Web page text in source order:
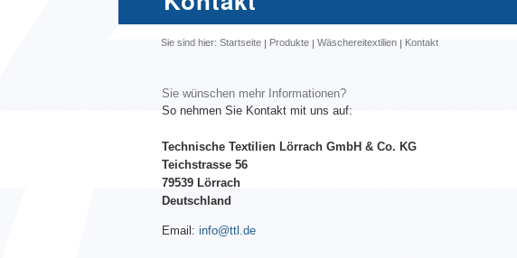
Sie sind hier: Startseite Produkte Wäschereitextilien Kontakt
Sie wünschen mehr Informationen?
So nehmen Sie Kontakt mit uns auf:
Technische Textilien Lörrach GmbH & Co. KG
Teichstrasse 56
79539 Lörrach
Deutschland
Email: info@ttl.de